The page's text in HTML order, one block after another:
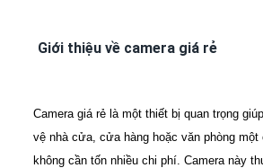
Giới thiệu về camera giá rẻ
Camera giá rẻ là một thiết bị quan trọng
vệ nhà cửa, cửa hàng hoặc văn phòng một
không cần tốn nhiều chi phí. Camera này